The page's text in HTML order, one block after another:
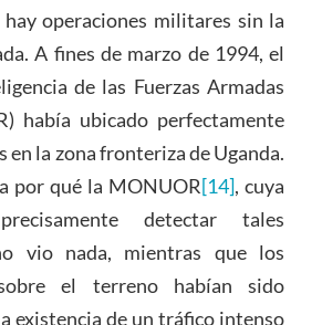
operaciones militares sin la
A fines de marzo de 1994, el
de las Fuerzas Armadas
había ubicado perfectamente
en la zona fronteriza de Uganda.
por qué la MONUOR[14], cuya
detectar tales
vio nada, mientras que los
el terreno habían sido
existencia de un tráfico intenso